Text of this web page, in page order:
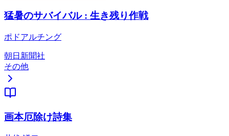
猛暑のサバイバル : 生き残り作戦
ポドアルチング
朝日新聞社
その他
画本厄除け詩集